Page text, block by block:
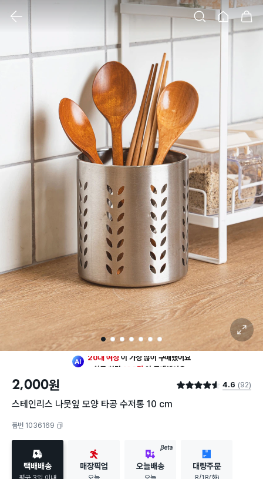
검색 홈 장바구니
1 2 3 4 5 6 7
확대 보기
최근 한달103명이구매했어요
구매했어요
2,000원 별점 4.6점 4.6 (92)
스테인리스 나뭇잎 모양 타공 수저통 10 cm
품번 1036169
택배배송 매장픽업
BETA
오늘배송
대량주문